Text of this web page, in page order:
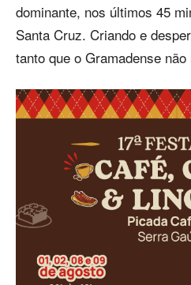
dominante, nos últimos 45
Santa Cruz. Criando e
tanto que o Gramadense